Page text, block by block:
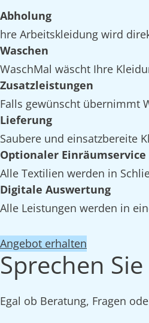
Abholung
hre Arbeitskleidung wird
Waschen
WaschMal wäscht Ihre
Zusatzleistungen
Falls gewünscht übernimmt
Lieferung
Saubere und einsatzbereite
Optionaler Einräumservice
Alle Textilien werden in
Digitale Auswertung
Alle Leistungen werden in
Angebot erhalten
Sprechen
Egal ob Beratung, Fragen